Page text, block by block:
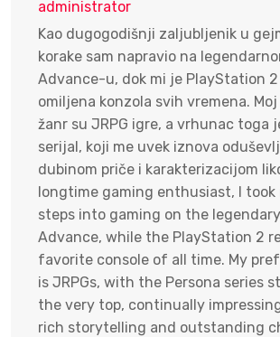
administrator
Kao dugogodišnji zaljubljenik u
korake sam napravio na
Advance-u, dok mi je PlayStation
omiljena konzola svih vremena.
žanr su JRPG igre, a vrhunac toga
serijal, koji me uvek iznova
dubinom priče i karakterizacijom
longtime gaming enthusiast, I took
steps into gaming on the
Advance, while the PlayStation 2
favorite console of all time. My
is JRPGs, with the Persona series
the very top, continually
rich storytelling and outstanding